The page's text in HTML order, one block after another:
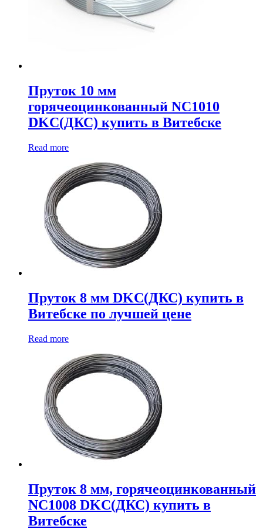
Пруток 10 мм
горячеоцинкованный NC1010
DKC(ДКС) купить в Витебске
Read more
Пруток 8 мм DKC(ДКС) купить в
Витебске по лучшей цене
Read more
Пруток 8 мм, горячеоцинкованный
NC1008 DKC(ДКС) купить в
Витебске